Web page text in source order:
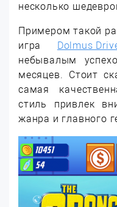
несколько
Примером такой
игра Dolmus
небывалым
месяцев. Стоит
самая
стиль привлек
жанра и главного